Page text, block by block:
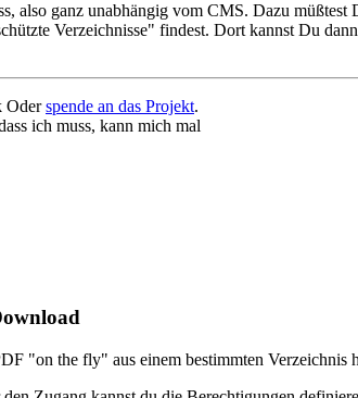
also ganz unabhängig vom CMS. Dazu
Verzeichnisse" findest. Dort kannst Du
Oderspende an das Projekt.
ich muss, kann mich mal
"on the fly" aus einem bestimmten Verzeichnis